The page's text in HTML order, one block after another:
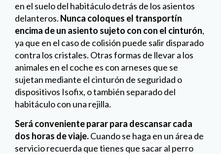
en el suelo del habitáculo detrás de los asientos
delanteros. Nunca coloques el transportín
encima de un asiento sujeto con con el cinturón,
ya que en el caso de colisión puede salir disparado
contra los cristales. Otras formas de llevar a los
animales en el coche es con arneses que se
sujetan mediante el cinturón de seguridad o
dispositivos Isofix, o también separado del
habitáculo con una rejilla.
Será conveniente parar para descansar cada
dos horas de viaje.Cuando se haga en un área de
servicio recuerda que tienes que sacar al perro